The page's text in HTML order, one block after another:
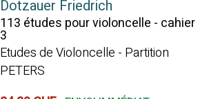
Dotzauer Friedrich
113 études pour violoncelle - cahier
3
Etudes de Violoncelle - Partition
PETERS